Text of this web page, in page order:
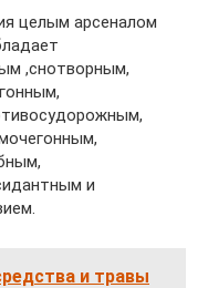
целым арсеналом
,снотворным,
и
и травы